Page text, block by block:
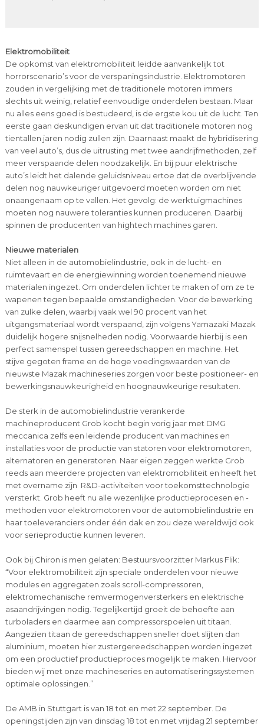
Elektromobiliteit
De opkomst van elektromobiliteit leidde aanvankelijk tot
horrorscenario’s voor de verspaningsindustrie. Elektromotoren
zouden in vergelijking met de traditionele motoren immers
slechts uit weinig, relatief eenvoudige onderdelen bestaan. Maar
nu alles eens goed is bestudeerd, is de ergste kou uit de lucht. Ten
eerste gaan deskundigen ervan uit dat traditionele motoren nog
tientallen jaren nodig zullen zijn. Daarnaast maakt de hybridisering
van veel auto’s, dus de uitrusting met twee aandrijfmethoden, zelf
meer verspaande delen noodzakelijk. En bij puur elektrische
auto’s leidt het dalende geluidsniveau ertoe dat de overblijvende
delen nog nauwkeuriger uitgevoerd moeten worden om niet
onaangenaam op te vallen. Het gevolg: de werktuigmachines
moeten nog nauwere toleranties kunnen produceren. Daarbij
spinnen de producenten van hightech machines garen.
Nieuwe materialen
Niet alleen in de automobielindustrie, ook in de lucht- en
ruimtevaart en de energiewinning worden toenemend nieuwe
materialen ingezet. Om onderdelen lichter te maken of om ze te
wapenen tegen bepaalde omstandigheden. Voor de bewerking
van zulke delen, waarbij vaak wel 90 procent van het
uitgangsmateriaal wordt verspaand, zijn volgens Yamazaki Mazak
duidelijk hogere snijsnelheden nodig. Voorwaarde hierbij is een
perfect samenspel tussen gereedschappen en machine. Het
stijve gegoten frame en de hoge voedingswaarden van de
nieuwste Mazak machineseries zorgen voor beste positioneer- en
bewerkingsnauwkeurigheid en hoognauwkeurige resultaten.
De sterk in de automobielindustrie verankerde
machineproducent Grob kocht begin vorig jaar met DMG
meccanica zelfs een leidende producent van machines en
installaties voor de productie van statoren voor elektromotoren,
alternatoren en generatoren. Naar eigen zeggen werkte Grob
reeds aan meerdere projecten van elektromobiliteit en heeft het
met overname zijn R&D-activiteiten voor toekomsttechnologie
versterkt. Grob heeft nu alle wezenlijke productieprocesen en -
methoden voor elektromotoren voor de automobielindustrie en
haar toeleveranciers onder één dak en zou deze wereldwijd ook
voor serieproductie kunnen leveren.
Ook bij Chiron is men gelaten: Bestuursvoorzitter Markus Flik:
“Voor elektromobiliteit zijn speciale onderdelen voor nieuwe
modules en aggregaten zoals scroll-compressoren,
elektromechanische remvermogenversterkers en elektrische
asaandrijvingen nodig. Tegelijkertijd groeit de behoefte aan
turboladers en daarmee aan compressorspoelen uit titaan.
Aangezien titaan de gereedschappen sneller doet slijten dan
aluminium, moeten hier zustergereedschappen worden ingezet
om een productief productieproces mogelijk te maken. Hiervoor
bieden wij met onze machineseries en automatiseringssystemen
optimale oplossingen.”
De AMB in Stuttgart is van 18 tot en met 22 september. De
openingstijden zijn van dinsdag 18 tot en met vrijdag 21 september